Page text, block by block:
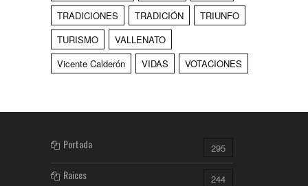
TRADICIONES
TRADICIÓN
TRIUNFO
TURISMO
VALLENATO
Vicente Calderón
VIDAS VOTACIONES
Portada 295
Raices 244